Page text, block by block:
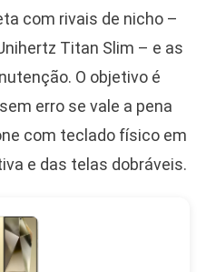
com rivais de nicho –
Titan Slim – e as
O objetivo é
erro se vale a pena
com teclado físico em
e das telas dobráveis.